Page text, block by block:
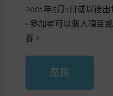
2001年5月1日或以後出
• 參加者可以個人項目
賽。
歷屆